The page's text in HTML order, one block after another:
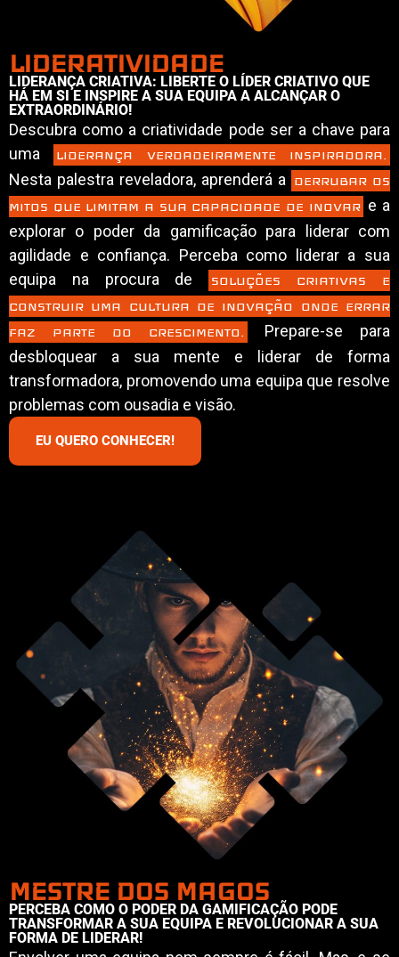
LIDERATIVIDADE
LIDERANÇA CRIATIVA: LIBERTE O LÍDER CRIATIVO QUE
HÁ EM SI E INSPIRE A SUA EQUIPA A ALCANÇAR O
EXTRAORDINÁRIO!
Descubra como a criatividade pode ser a chave para
uma
LIDERANÇA VERDADEIRAMENTE INSPIRADORA.
Nesta palestra reveladora, aprenderá a
DERRUBAR OS
MITOS QUE LIMITAM A SUA CAPACIDADE DE INOVAR e a
explorar o poder da gamificação para liderar com
agilidade e confiança. Perceba como liderar a sua
equipa na procura de
SOLUÇÕES CRIATIVAS E
CONSTRUIR UMA CULTURA DE INOVAÇÃO ONDE ERRAR
FAZ PARTE DO CRESCIMENTO.
Prepare-se para
desbloquear a sua mente e liderar de forma
transformadora, promovendo uma equipa que resolve
problemas com ousadia e visão.
EU QUERO CONHECER!
MESTRE DOS MAGOS
PERCEBA COMO O PODER DA GAMIFICAÇÃO PODE
TRANSFORMAR A SUA EQUIPA E REVOLUCIONAR A SUA
FORMA DE LIDERAR!